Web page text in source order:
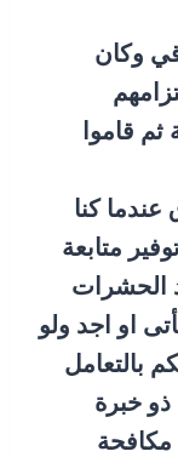
وكان
ثم قاموا
كنا
متابعة
الحشرات
او اجد ولو
بالتعامل
خبرة